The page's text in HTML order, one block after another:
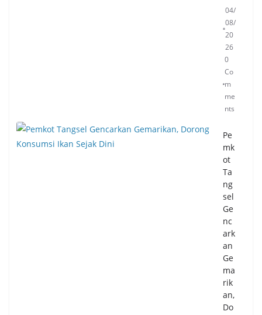
ng
uat
an
SD
M
Ap
ara
tur
Pe
rin
tah
Kot
a
Ser
an
g
04/
08/
20
26
0
Co
m
me
nts
04/
08/
20
26
0
Co
m
me
nts
Pe
mk
ot
Ta
ng
sel
Ge
nc
ark
an
Ge
ma
rik
an,
Do